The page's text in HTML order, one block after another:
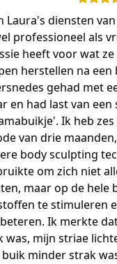
Laura's diensten
professioneel als
heeft voor wat
herstellen na
gehad met
en had last van
Ik heb
van drie
body sculpting
om zich niet
maar op de hele
te stimuleren
Ik merkte
was, mijn striae
minder strak